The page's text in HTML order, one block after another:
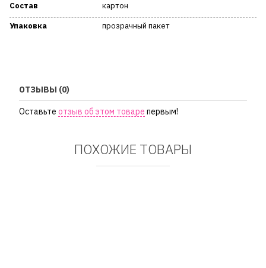
Состав
картон
Упаковка
прозрачный пакет
ОТЗЫВЫ (0)
Оставьте отзыв об этом товаре первым!
ПОХОЖИЕ ТОВАРЫ